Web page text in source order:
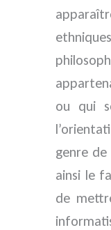
ou qui
genre
ainsi le
de